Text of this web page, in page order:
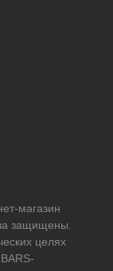
магазин
защищены.
целях